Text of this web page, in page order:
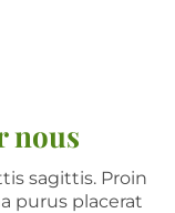
nous
sagittis. Proin
purus placerat